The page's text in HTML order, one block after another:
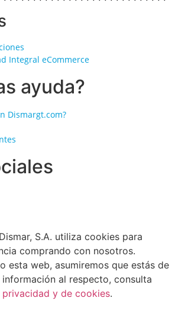
Integral eCommerce
ayuda?
Dismargt.com?
S.A. utiliza cookies para
comprando con nosotros.
esta web, asumiremos que estás de
información al respecto, consulta
y de cookies.